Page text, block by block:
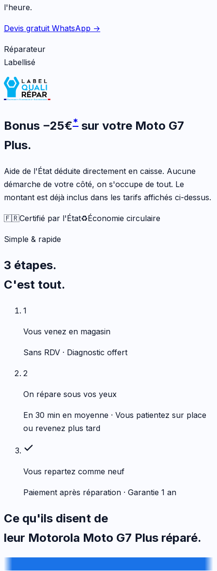
l'heure.
Devis gratuit WhatsApp →
Réparateur
Labellisé
Bonus −25€* sur votre Moto G7
Plus.
Aide de l'État déduite directement en caisse. Aucune
démarche de votre côté, on s'occupe de tout. Le
montant est déjà inclus dans les tarifs affichés ci-dessus.
🇫🇷Certifié par l'État♻️Économie circulaire
Simple & rapide
3 étapes.
C'est tout.
1
Vous venez en magasin
Sans RDV · Diagnostic offert
2
On répare sous vos yeux
En 30 min en moyenne · Vous patientez sur place
ou revenez plus tard
Vous repartez comme neuf
Paiement après réparation · Garantie 1 an
Ce qu'ils disent de
leur Motorola Moto G7 Plus réparé.